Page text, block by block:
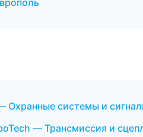
Охранные системы и
— Трансмиссия и